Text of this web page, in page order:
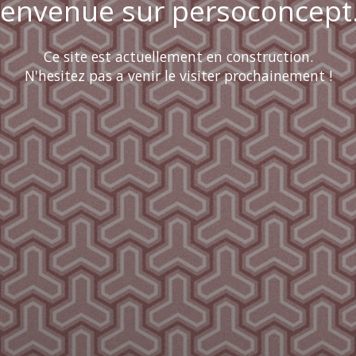
sur
Ce site est actuellement en construction.
N'hesitez pas a venir le visiter prochainement !